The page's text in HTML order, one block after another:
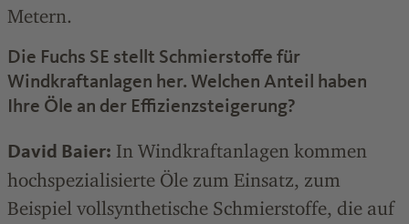
Metern.
Die Fuchs SE stellt Schmierstoffe für
Windkraftanlagen her. Welchen Anteil haben
Ihre Öle an der Effizienzsteigerung?
David Baier: In Windkraftanlagen kommen
hochspezialisierte Öle zum Einsatz, zum
Beispiel vollsynthetische Schmierstoffe, die auf